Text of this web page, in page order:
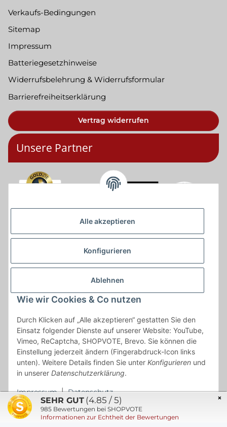
Alle akzeptieren
Konfigurieren
Ablehnen
Wie wir Cookies & Co nutzen
Durch Klicken auf „Alle akzeptieren“ gestatten Sie den
Einsatz folgender Dienste auf unserer Website: YouTube,
Vimeo, ReCaptcha, SHOPVOTE, Brevo. Sie können die
Einstellung jederzeit ändern (Fingerabdruck-Icon links
unten). Weitere Details finden Sie unter Konfigurieren und
in unserer Datenschutzerklärung.
Impressum | Datenschutz
Verkaufs-Bedingungen
Sitemap
Impressum
Batteriegesetzhinweise
Widerrufsbelehrung & Widerrufsformular
Barrierefreiheitserklärung
Vertrag widerrufen
Unsere Partner
* * Lieferzeiten gelten ab Zahlungseingang und innerhalb
Deutschland.Irrtümer vorbehalten. Angaben zur
Auflagenhöhe, Durchmesser, etc. werden nicht garantiert. Der
sind incl. der gesetzlichen UST und, zzgl.
| Das Angebot
"kostenlose Lieferung" bezieht sich aussließlich auf den
Versand innerhalb Deutschlands (Inseln ausgenommen).
×
SEHR GUT (4.85 / 5)
985 Bewertungen bei SHOPVOTE
Informationen zur Echtheit der Bewertungen